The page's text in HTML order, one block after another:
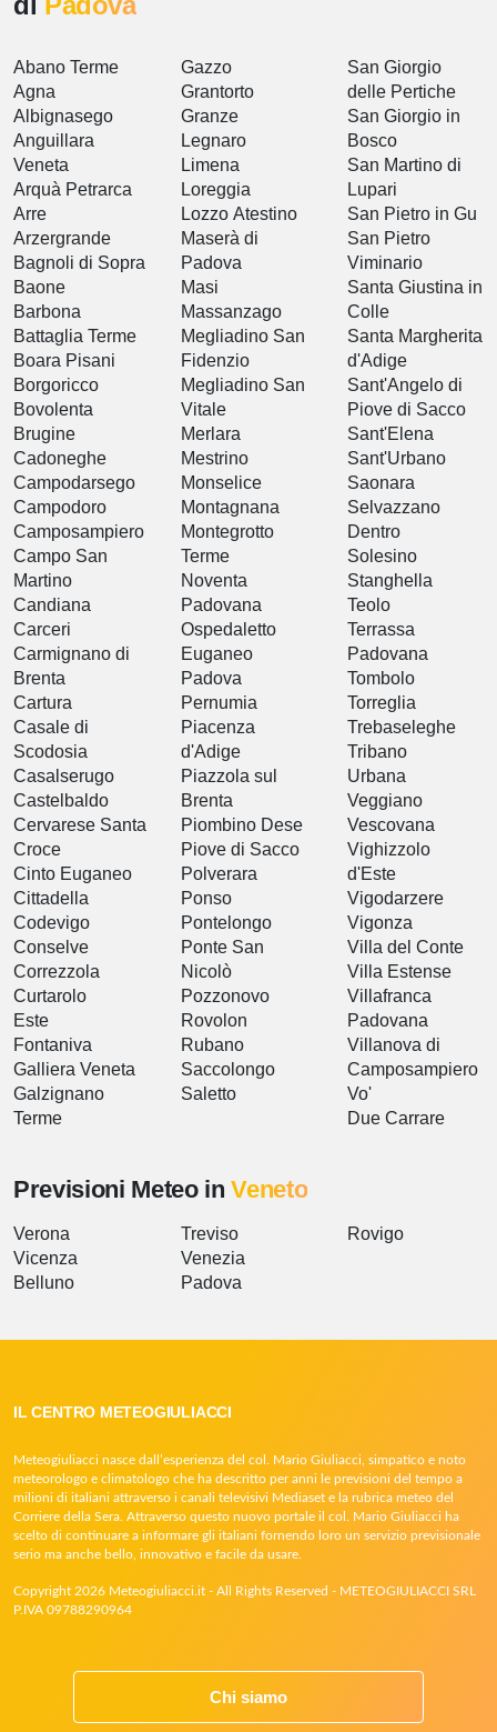
Abano Terme
Agna
Albignasego
Anguillara
Veneta
Arquà Petrarca
Arre
Arzergrande
Bagnoli di Sopra
Baone
Barbona
Battaglia Terme
Boara Pisani
Borgoricco
Bovolenta
Brugine
Cadoneghe
Campodarsego
Campodoro
Camposampiero
Campo San
Martino
Candiana
Carceri
Carmignano di
Brenta
Cartura
Casale di
Scodosia
Casalserugo
Castelbaldo
Cervarese Santa
Croce
Cinto Euganeo
Cittadella
Codevigo
Conselve
Correzzola
Curtarolo
Este
Fontaniva
Galliera Veneta
Galzignano
Terme
Gazzo
Grantorto
Granze
Legnaro
Limena
Loreggia
Lozzo Atestino
Maserà di
Padova
Masi
Massanzago
Megliadino San
Fidenzio
Megliadino San
Vitale
Merlara
Mestrino
Monselice
Montagnana
Montegrotto
Terme
Noventa
Padovana
Ospedaletto
Euganeo
Padova
Pernumia
Piacenza
d'Adige
Piazzola sul
Brenta
Piombino Dese
Piove di Sacco
Polverara
Ponso
Pontelongo
Ponte San
Nicolò
Pozzonovo
Rovolon
Rubano
Saccolongo
Saletto
San Giorgio
delle Pertiche
San Giorgio in
Bosco
San Martino di
Lupari
San Pietro in Gu
San Pietro
Viminario
Santa Giustina in
Colle
Santa Margherita
d'Adige
Sant'Angelo di
Piove di Sacco
Sant'Elena
Sant'Urbano
Saonara
Selvazzano
Dentro
Solesino
Stanghella
Teolo
Terrassa
Padovana
Tombolo
Torreglia
Trebaseleghe
Tribano
Urbana
Veggiano
Vescovana
Vighizzolo
d'Este
Vigodarzere
Vigonza
Villa del Conte
Villa Estense
Villafranca
Padovana
Villanova di
Camposampiero
Vo'
Due Carrare
Previsioni Meteo inVeneto
Verona
Vicenza
Belluno
Treviso
Venezia
Padova
Rovigo
IL CENTRO METEOGIULIACCI
Meteogiuliacci nasce dall’esperienza del col. Mario Giuliacci, simpatico e noto
meteorologo e climatologo che ha descritto per anni le previsioni del tempo a
milioni di italiani attraverso i canali televisivi Mediaset e la rubrica meteo del
Corriere della Sera. Attraverso questo nuovo portale il col. Mario Giuliacci ha
scelto di continuare a informare gli italiani fornendo loro un servizio previsionale
serio ma anche bello, innovativo e facile da usare.
Copyright 2026 Meteogiuliacci.it - All Rights Reserved - METEOGIULIACCI SRL
P.IVA 09788290964
Chi siamo